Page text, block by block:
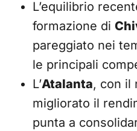
L’equilibrio
formazione di
pareggiato nei
le principali
L’Atalanta, con il
migliorato il
punta a